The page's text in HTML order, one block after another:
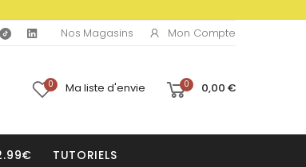
Nos Magasins Mon Compte
0 Ma liste d'envie 0 0,00 €
TUTORIELS